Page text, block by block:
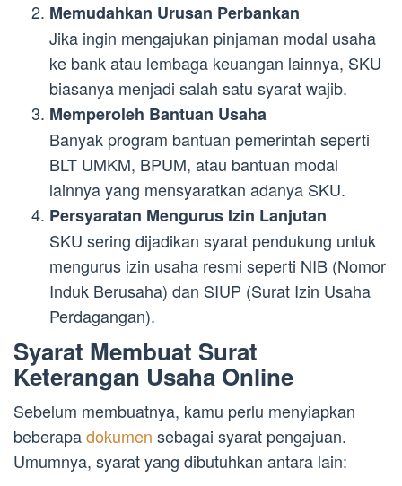
Memudahkan Urusan Perbankan
Jika ingin mengajukan pinjaman modal usaha
ke bank atau lembaga keuangan lainnya, SKU
biasanya menjadi salah satu syarat wajib.
Memperoleh Bantuan Usaha
Banyak program bantuan pemerintah seperti
BLT UMKM, BPUM, atau bantuan modal
lainnya yang mensyaratkan adanya SKU.
Persyaratan Mengurus Izin Lanjutan
SKU sering dijadikan syarat pendukung untuk
mengurus izin usaha resmi seperti NIB (Nomor
Induk Berusaha) dan SIUP (Surat Izin Usaha
Perdagangan).
Syarat Membuat Surat
Keterangan Usaha Online
Sebelum membuatnya, kamu perlu menyiapkan
beberapadokumen sebagai syarat pengajuan.
Umumnya, syarat yang dibutuhkan antara lain: